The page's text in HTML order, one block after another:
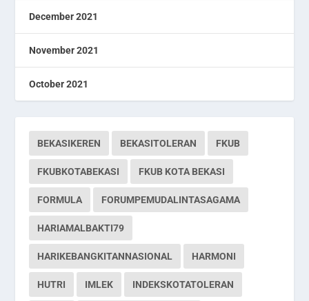
December 2021
November 2021
October 2021
BEKASIKEREN BEKASITOLERAN FKUB
FKUBKOTABEKASI FKUB KOTA BEKASI
FORMULA FORUMPEMUDALINTASAGAMA
HARIAMALBAKTI79
HARIKEBANGKITANNASIONAL HARMONI
HUTRI IMLEK INDEKSKOTATOLERAN